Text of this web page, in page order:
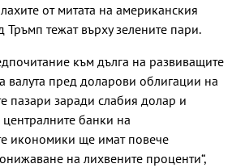
от митата на американския
тежат върху зелените пари.
към дълга на развиващите
валута пред доларови облигации на
пазари заради слабия долар и
централните банки на
икономики ще имат повече
на лихвените проценти“,